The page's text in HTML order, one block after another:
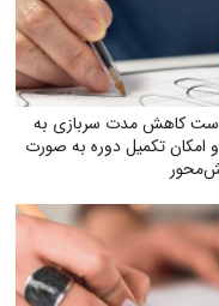
کاهش مدت سربازی به
و امکان تکمیل دوره به صورت